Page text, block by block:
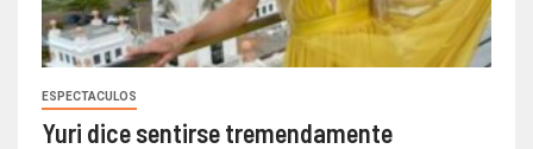
ESPECTACULOS
Yuri dice sentirse tremendamente